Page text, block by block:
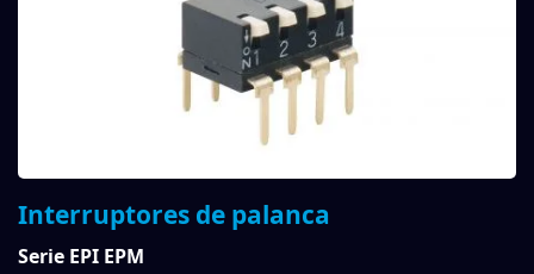
Interruptores de palanca
Serie EPI EPM